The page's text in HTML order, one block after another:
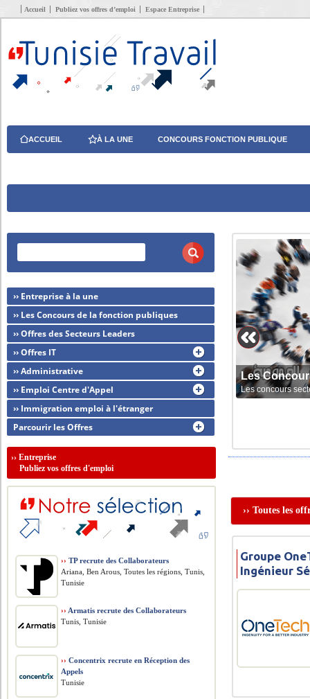
Accueil Publiez vos offres d’emploi Espace Entreprise
ACCUEIL À LA UNE CONCOURS FONCTION PUBLIQUE
Les
Les concours
›› Toutes les
Groupe
Ingénieur
›› Entreprise à la une
›› Les Concours de la fonction publiques
›› Offres des Secteurs Leaders
›› Offres IT
›› Administrative
›› Emploi Centre d'Appel
›› Immigration emploi à l'étranger
Parcourir les Offres
››Entreprise
Publiez vos offres d'emploi
›› TP recrute des Collaborateurs
Ariana, Ben Arous, Toutes les régions, Tunis,
Tunisie
›› Armatis recrute des Collaborateurs
Tunis, Tunisie
›› Concentrix recrute en Réception des
Appels
Tunisie